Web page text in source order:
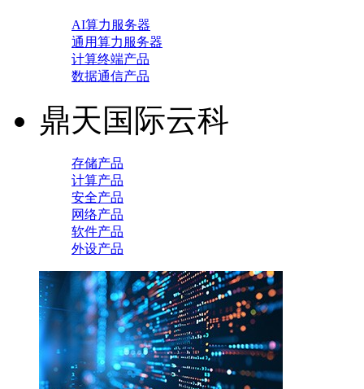
AI算力服务器
通用算力服务器
计算终端产品
数据通信产品
鼎天国际云科
存储产品
计算产品
安全产品
网络产品
软件产品
外设产品